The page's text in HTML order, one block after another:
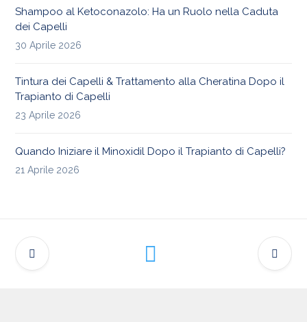
Shampoo al Ketoconazolo: Ha un Ruolo nella Caduta
dei Capelli
30 Aprile 2026
Tintura dei Capelli & Trattamento alla Cheratina Dopo il
Trapianto di Capelli
23 Aprile 2026
Quando Iniziare il Minoxidil Dopo il Trapianto di Capelli?
21 Aprile 2026